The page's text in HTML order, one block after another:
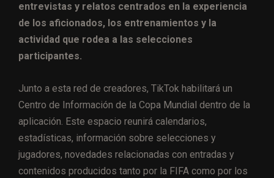
entrevistas y relatos centrados en la experiencia
de los aficionados, los entrenamientos y la
actividad que rodea a las selecciones
participantes.
Junto a esta red de creadores, TikTok habilitará un
Centro de Información de la Copa Mundial dentro de la
aplicación. Este espacio reunirá calendarios,
estadísticas, información sobre selecciones y
jugadores, novedades relacionadas con entradas y
contenidos producidos tanto por la FIFA como por los